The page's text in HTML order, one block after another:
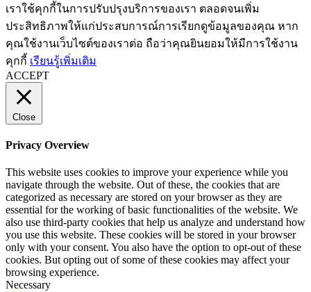
เราใช้คุกกี้ในการปรับปรุงบริการของเรา ตลอดจนเพิ่ม
ประสิทธิภาพให้แก่ประสบการณ์การเรียกดูข้อมูลของคุณ หาก
คุณใช้งานเว็บไซต์ของเราต่อ ถือว่าคุณยินยอมให้มีการใช้งาน
คุกกี้ เรียนรู้เพิ่มเติม
ACCEPT
Close
Privacy Overview
This website uses cookies to improve your experience while you
navigate through the website. Out of these, the cookies that are
categorized as necessary are stored on your browser as they are
essential for the working of basic functionalities of the website. We
also use third-party cookies that help us analyze and understand how
you use this website. These cookies will be stored in your browser
only with your consent. You also have the option to opt-out of these
cookies. But opting out of some of these cookies may affect your
browsing experience.
Necessary